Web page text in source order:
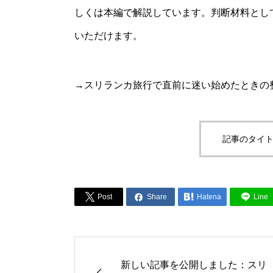
しくは本編で解説しています。判断材料と
いただけます。
→スリランカ旅行で直前に迷い始めたときの
記事のタイ
 Post  Share  Hatena Line
新しい記事を公開しました：スリ